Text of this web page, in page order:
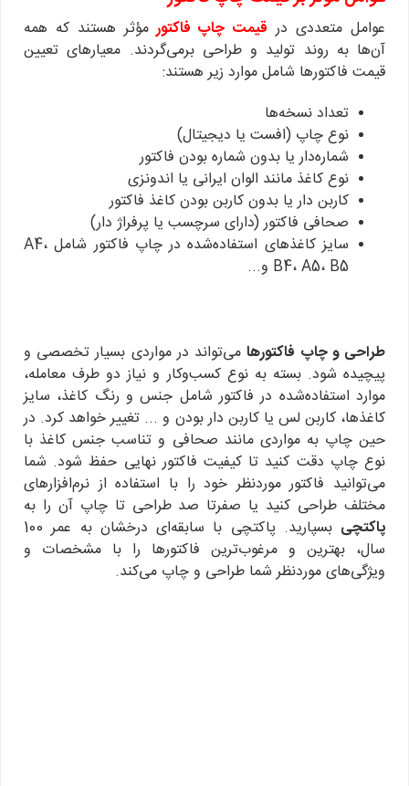
عوامل متعددی در قیمت چاپ فاکتور مؤثر هستند که همه
آن‌ها به روند تولید و طراحی برمی‌گردند. معیارهای تعیین
قیمت فاکتورها شامل موارد زیر هستند:
تعداد نسخه‌ها
نوع چاپ (افست یا دیجیتال)
شماره‌دار یا بدون شماره بودن فاکتور
نوع کاغذ مانند الوان ایرانی یا اندونزی
کاربن دار یا بدون کاربن بودن کاغذ فاکتور
صحافی فاکتور (دارای سرچسب یا پرفراژ دار)
سایز کاغذهای استفاده‌شده در چاپ فاکتور شامل A4،
B4، A5، B5 و...
طراحی و چاپ فاکتورهامی‌تواند در مواردی بسیار تخصصی و
پیچیده شود. بسته به نوع کسب‌وکار و نیاز دو طرف معامله،
موارد استفاده‌شده در فاکتور شامل جنس و رنگ کاغذ، سایز
کاغذها، کاربن لس یا کاربن دار بودن و ... تغییر خواهد کرد. در
حین چاپ به مواردی مانند صحافی و تناسب جنس کاغذ با
نوع چاپ دقت کنید تا کیفیت فاکتور نهایی حفظ شود. شما
می‌توانید فاکتور موردنظر خود را با استفاده از نرم‌افزارهای
مختلف طراحی کنید یا صفرتا صد طراحی تا چاپ آن را به
پاکتچی
بسپارید. پاکتچی با سابقه‌ای درخشان به عمر 100
سال، بهترین و مرغوب‌ترین فاکتورها را با مشخصات و
ویژگی‌های موردنظر شما طراحی و چاپ می‌کند.